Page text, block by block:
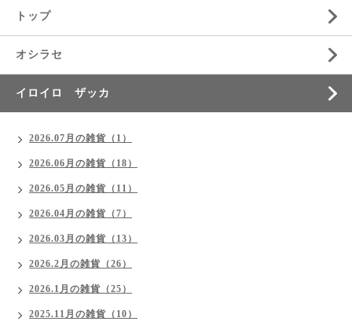
トップ
オシラセ
イロイロ ザッカ
2026.07月の雑貨（1）
2026.06月の雑貨（18）
2026.05月の雑貨（11）
2026.04月の雑貨（7）
2026.03月の雑貨（13）
2026.2月の雑貨（26）
2026.1月の雑貨（25）
2025.11月の雑貨（10）